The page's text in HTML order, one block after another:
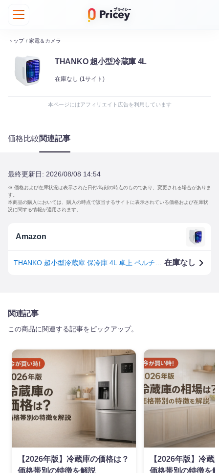
トップ / 家電＆カメラ
THANKO 超小型冷蔵庫 4L
在庫なし (1サイト)
本ページにはアフィリエイト広告を利用しています
価格比較関連記事
最終更新日: 2026/08/08 14:54
※ 価格および在庫状況は表示された日付/時刻の時点のものであり、変更される場合がありま
す。
本商品の購入においては、購入の時点で該当するサイトに表示されている価格および在庫状
況に関する情報が適用されます。
Amazon
在庫なし
関連記事
この商品に関連する記事をピックアップ。
【2026年版】冷蔵庫の価格は？
価格帯別の特徴を解説
【2026年版】冷蔵
価格帯別の特徴を